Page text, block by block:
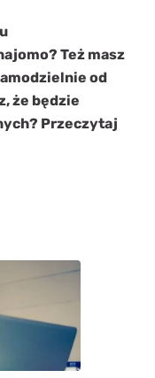
Też masz
od
że będzie
Przeczytaj